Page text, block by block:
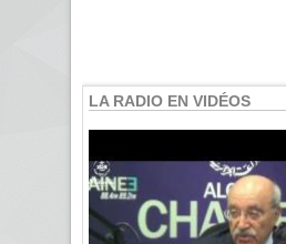
LA RADIO EN VIDÉOS